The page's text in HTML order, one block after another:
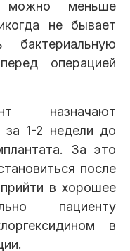
можно меньше
не бывает
бактериальную
операцией
назначают
за 1-2 недели до
За это
после
в хорошее
пациенту
в